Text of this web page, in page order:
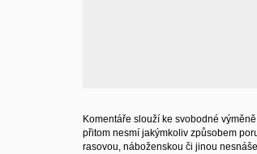
Komentáře slouží ke svobodné
přitom nesmí jakýmkoliv způsobem
rasovou, náboženskou či jinou